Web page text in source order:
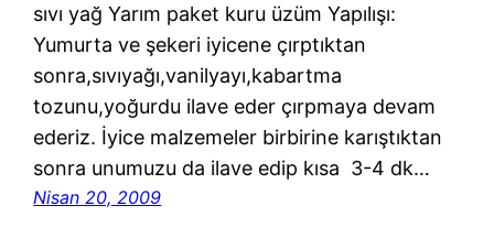
sıvı yağ Yarım paket kuru üzüm Yapılışı:
Yumurta ve şekeri iyicene çırptıktan
sonra,sıvıyağı,vanilyayı,kabartma
tozunu,yoğurdu ilave eder çırpmaya devam
ederiz. İyice malzemeler birbirine karıştıktan
sonra unumuzu da ilave edip kısa 3-4 dk…
Nisan 20, 2009